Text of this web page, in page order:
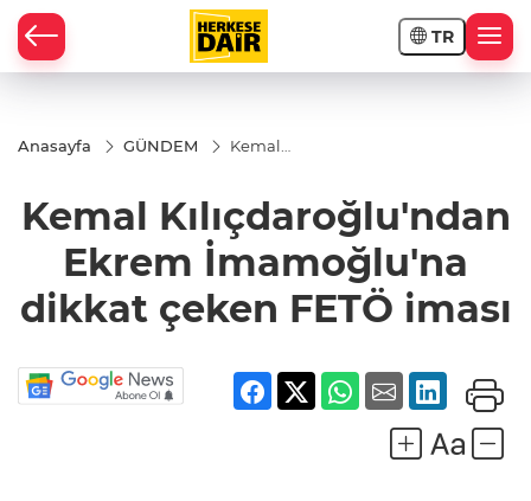
TR
Anasayfa GÜNDEM
Kemal
İmamoğlu'na
dikkat çeken
FETÖ iması
Kemal Kılıçdaroğlu'ndan
Ekrem İmamoğlu'na
dikkat çeken FETÖ iması